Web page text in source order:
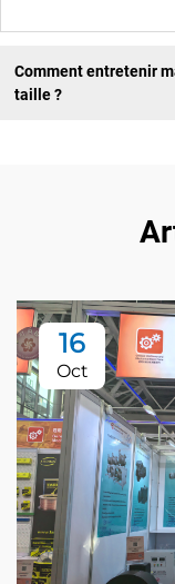
Comment entretenir
taille ?
16
Oct